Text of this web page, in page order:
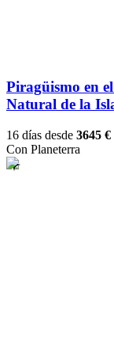
Piragüismo en
Natural de la
16 días desde 3645 €
Con Planeterra